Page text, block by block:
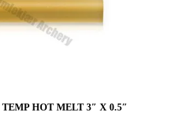
HOT MELT 3″ X 0.5″